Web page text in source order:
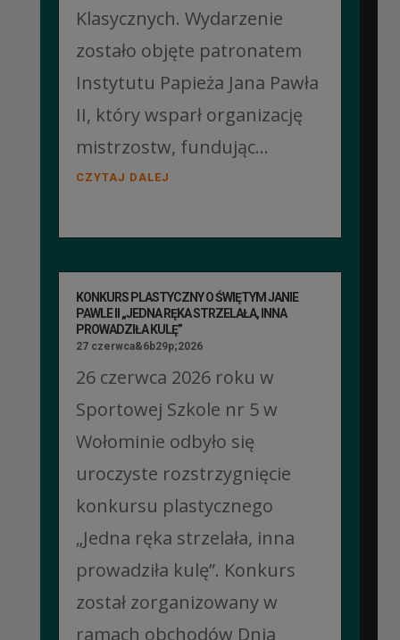
Klasycznych. Wydarzenie
zostało objęte patronatem
Instytutu Papieża Jana Pawła
II, który wsparł organizację
mistrzostw, fundując...
CZYTAJ DALEJ
KONKURS PLASTYCZNY O ŚWIĘTYM JANIE
PAWLE II „JEDNA RĘKA STRZELAŁA, INNA
PROWADZIŁA KULĘ”
27 czerwca&6b29p;2026
26 czerwca 2026 roku w
Sportowej Szkole nr 5 w
Wołominie odbyło się
uroczyste rozstrzygnięcie
konkursu plastycznego
„Jedna ręka strzelała, inna
prowadziła kulę”. Konkurs
został zorganizowany w
ramach obchodów Dnia